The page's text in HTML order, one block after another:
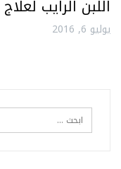
اللبن الرايب
يوليو 6, 2016